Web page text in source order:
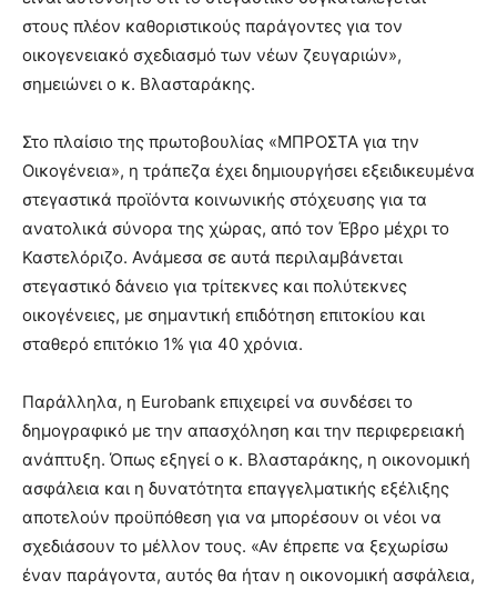
στους πλέον καθοριστικούς παράγοντες για τον
οικογενειακό σχεδιασμό των νέων ζευγαριών»,
σημειώνει ο κ. Βλασταράκης.
Στο πλαίσιο της πρωτοβουλίας «ΜΠΡΟΣΤΑ για την
Οικογένεια», η τράπεζα έχει δημιουργήσει εξειδικευμένα
στεγαστικά προϊόντα κοινωνικής στόχευσης για τα
ανατολικά σύνορα της χώρας, από τον Έβρο μέχρι το
Καστελόριζο. Ανάμεσα σε αυτά περιλαμβάνεται
στεγαστικό δάνειο για τρίτεκνες και πολύτεκνες
οικογένειες, με σημαντική επιδότηση επιτοκίου και
σταθερό επιτόκιο 1% για 40 χρόνια.
Παράλληλα, η Eurobank επιχειρεί να συνδέσει το
δημογραφικό με την απασχόληση και την περιφερειακή
ανάπτυξη. Όπως εξηγεί ο κ. Βλασταράκης, η οικονομική
ασφάλεια και η δυνατότητα επαγγελματικής εξέλιξης
αποτελούν προϋπόθεση για να μπορέσουν οι νέοι να
σχεδιάσουν το μέλλον τους. «Αν έπρεπε να ξεχωρίσω
έναν παράγοντα, αυτός θα ήταν η οικονομική ασφάλεια,